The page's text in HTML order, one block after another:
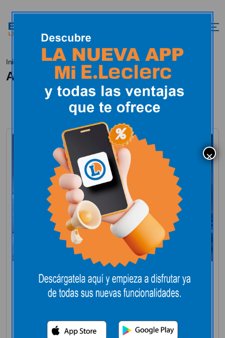
Inicio Artículos de: luis
All Posts
Dias especiales
Desde E.Leclerc León agradecemos a todos